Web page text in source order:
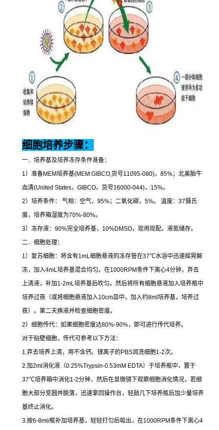
细胞培养步骤：
一．培养基及培养冻存条件准备：
1 ）准备MEM培养基(MEM:GIBCO, 货号11095-080)， 85%；北美胎牛
血清(United States， GIBCO，货号16000-044)， 15%。
2）培养条件： 气相：空气， 95%；二氧化碳， 5%。 温度： 37摄氏
度，培养箱湿度为70%-80%。
3）冻存液： 90%完全培养基， 10%DMSO，现用现配。液氮储存。
二．细胞处理：
1 ）复苏细胞：将含有1mL 细胞悬液的冻存管在37℃水浴中迅速摇晃解
冻，加入4mL 培养基混合均匀。在1000RPM条件下离心4分钟，弃去
上清液，补加1-2mL 培养基后吹匀。然后将所有细胞悬液加入培养瓶中
培养过夜（或将细胞悬液加入10cm皿中，加入约8ml培养基，培养过
夜）。第二天换液并检查细胞密度。
2）细胞传代：如果细胞密度达80%-90%，即可进行传代培养。
对于贴壁细胞，传代可参考以下方法：
1. 弃去培养上清，用不含钙、镁离子的PBS润洗细胞1-2次。
2. 加2ml消化液（0.25%Trypsin-0.53mM EDTA）于培养瓶中，置于
37℃培养箱中消化1-2分钟，然后在显微镜下观察细胞消化情况，若细
胞大部分变圆并脱落，迅速拿回操作台，轻敲几下培养瓶后加少量培养
基终止消化。
3. 按6-8ml/瓶补加培养基，轻轻打匀后吸出，在1000RPM条件下离心4